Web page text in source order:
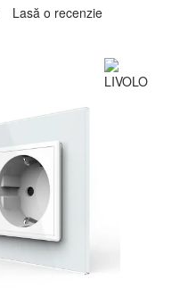
Lasă o recenzie